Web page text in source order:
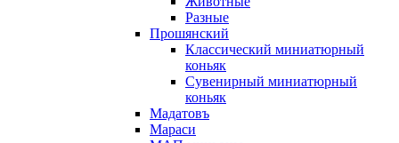
Разные
Прошянский
Классический миниатюрный
коньяк
Сувенирный миниатюрный
коньяк
Мадатовъ
Мараси